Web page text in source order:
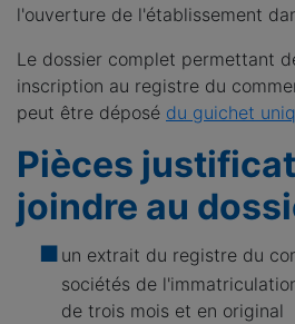
l'ouverture de l'établissement
Le dossier complet permettant
inscription au registre du
peut être déposé du guichet
Pièces
joindre au
un extrait du registre du
sociétés de
de trois mois et en original